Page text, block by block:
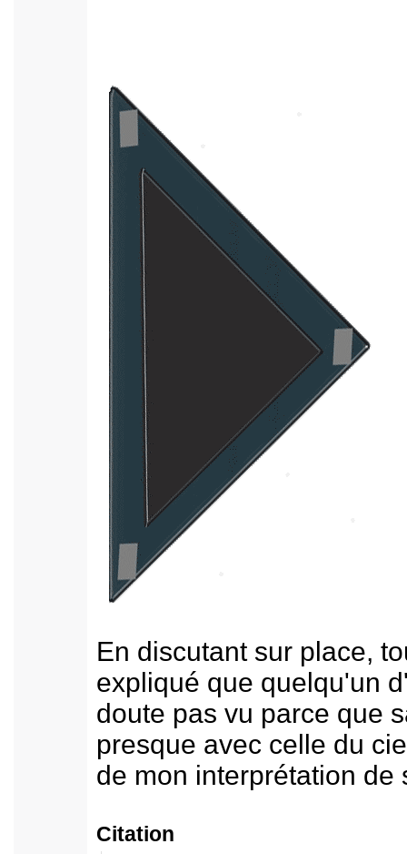
En discutant sur place,
expliqué que quelqu'un
doute pas vu parce que
presque avec celle du
de mon interprétation de
Citation